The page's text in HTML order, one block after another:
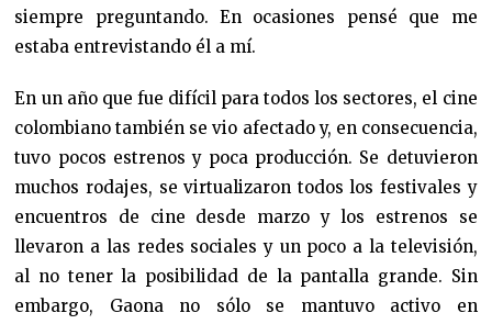
siempre preguntando. En ocasiones pensé que me
estaba entrevistando él a mí.
En un año que fue difícil para todos los sectores, el cine
colombiano también se vio afectado y, en consecuencia,
tuvo pocos estrenos y poca producción. Se detuvieron
muchos rodajes, se virtualizaron todos los festivales y
encuentros de cine desde marzo y los estrenos se
llevaron a las redes sociales y un poco a la televisión,
al no tener la posibilidad de la pantalla grande. Sin
embargo, Gaona no sólo se mantuvo activo en